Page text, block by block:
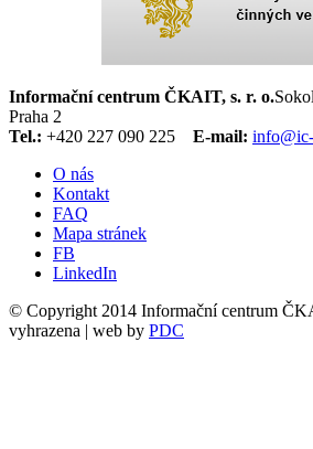
Informační centrum ČKAIT, s. r. o.
Praha 2
Tel.: +420 227 090 225 E-mail:
O nás
Kontakt
FAQ
Mapa stránek
FB
LinkedIn
© Copyright 2014 Informační centrum
vyhrazena | web by PDC